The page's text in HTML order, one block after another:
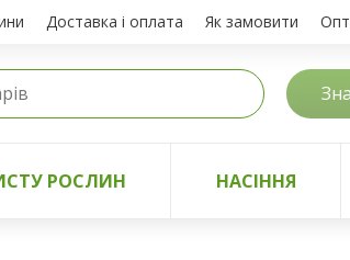
Доставка і оплата Як замовити
РОСЛИН НАСІННЯ